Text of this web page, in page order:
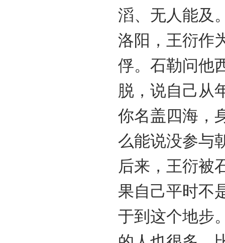
滔、无人能及
洛阳，王衍作
俘。石勒问他
脱，说自己从
你名盖四海，
么能说没参与
后来，王衍被
果自己平时不
于到这个地步